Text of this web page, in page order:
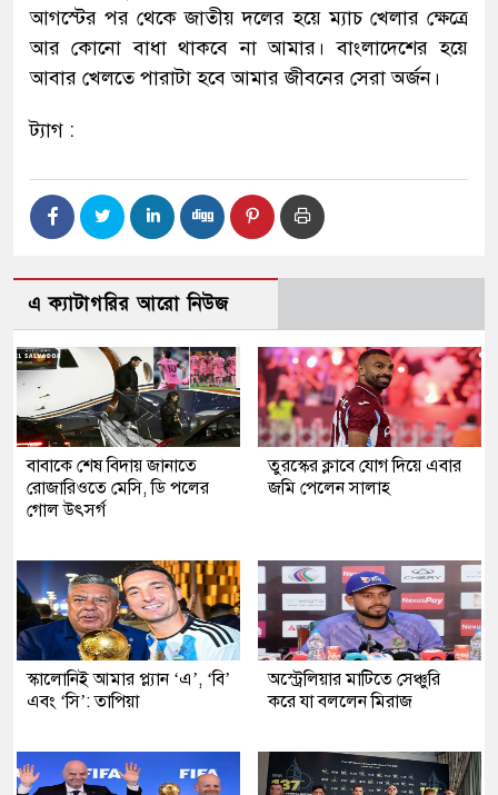
আগস্টের পর থেকে জাতীয় দলের হয়ে ম্যাচ খেলার ক্ষেত্রে
আর কোনো বাধা থাকবে না আমার। বাংলাদেশের হয়ে
আবার খেলতে পারাটা হবে আমার জীবনের সেরা অর্জন।
ট্যাগ :
এ ক্যাটাগরির আরো নিউজ
বাবাকে শেষ বিদায় জানাতে
রোজারিওতে মেসি, ডি পলের
গোল উৎসর্গ
তুরস্কের ক্লাবে যোগ দিয়ে এবার
জমি পেলেন সালাহ
স্কালোনিই আমার প্ল্যান ‘এ’, ‘বি’
এবং ‘সি’: তাপিয়া
অস্ট্রেলিয়ার মাটিতে সেঞ্চুরি
করে যা বললেন মিরাজ